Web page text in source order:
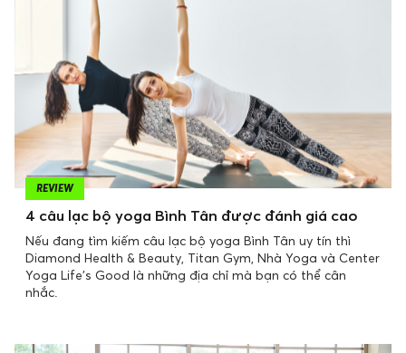
REVIEW
4 câu lạc bộ yoga Bình Tân được đánh giá cao
Nếu đang tìm kiếm câu lạc bộ yoga Bình Tân uy tín thì
Diamond Health & Beauty, Titan Gym, Nhà Yoga và Center
Yoga Life’s Good là những địa chỉ mà bạn có thể cân
nhắc.